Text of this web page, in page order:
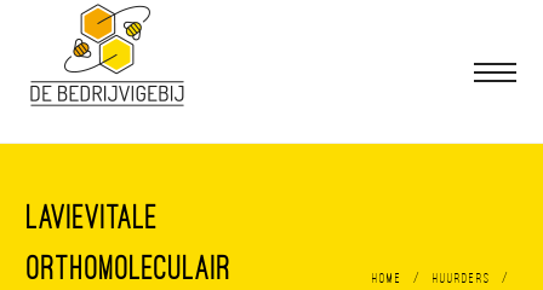
Lavievitale
Orthomoleculair
Home / Huurders /